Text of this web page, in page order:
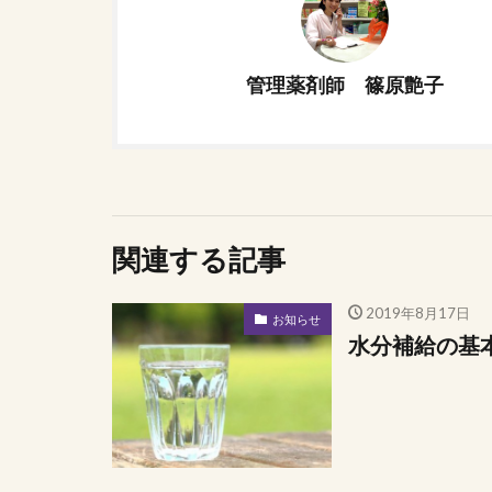
管理薬剤師 篠原艶子
関連する記事
お知らせ 2019年8月17日
水分補給の基